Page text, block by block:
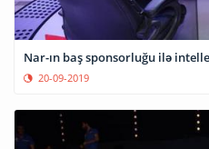
Nar-ın baş sponsorluğu ilə
20-09-2019